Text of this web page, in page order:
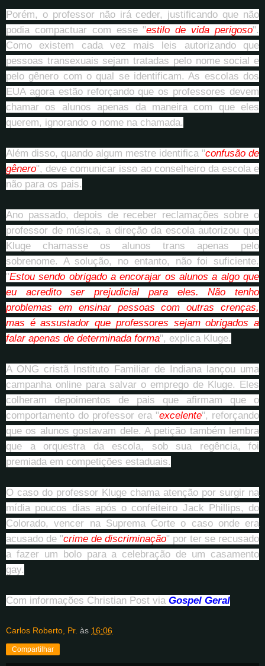
Porém, o professor não irá ceder, justificando que não
podia compactuar com esse "estilo de vida perigoso".
Como existem cada vez mais leis autorizando que
pessoas transexuais sejam tratadas pelo nome social e
pelo gênero com o qual se identificam. As escolas dos
EUA agora estão reforçando que os professores devem
chamar os alunos apenas da maneira com que eles
querem, ignorando o nome na chamada.
Além disso, quando algum mestre identifica "confusão de
gênero", deve comunicar isso ao conselheiro da escola e
não para os pais.
Ano passado, depois de receber reclamações sobre o
professor de música, a direção da escola autorizou que
Kluge chamasse os alunos trans apenas pelo
sobrenome. A solução, no entanto, não foi suficiente.
"Estou sendo obrigado a encorajar os alunos a algo que
eu acredito ser prejudicial para eles. Não tenho
problemas em ensinar pessoas com outras crenças,
mas é assustador que professores sejam obrigados a
falar apenas de determinada forma", explica Kluge.
A ONG cristã Instituto Familiar de Indiana lançou uma
campanha online para salvar o emprego de Kluge. Eles
colheram depoimentos de pais que afirmam que o
comportamento do professor era "excelente", reforçando
que os alunos gostavam dele. A petição também lembra
que a orquestra da escola, sob sua regência, foi
premiada em competições estaduais.
O caso do professor Kluge chama atenção por surgir na
mídia poucos dias após o confeiteiro Jack Phillips, do
Colorado, vencer na Suprema Corte o caso onde era
acusado de "crime de discriminação" por ter se recusado
a fazer um bolo para a celebração de um casamento
gay.
Com informações Christian Post via Gospel Geral
Carlos Roberto, Pr. às 16:06
Compartilhar